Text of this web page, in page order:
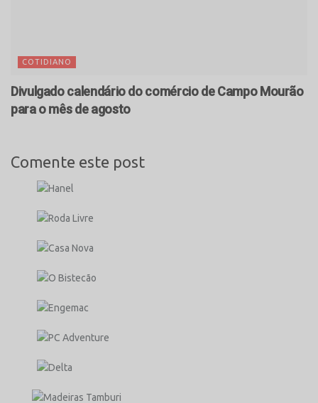
COTIDIANO
Divulgado calendário do comércio de Campo Mourão
para o mês de agosto
Comente este post